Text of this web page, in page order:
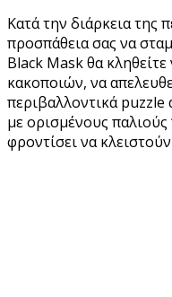
Κατά την διάρκεια της
προσπάθεια σας να
Βlack Mask θα
κακοποιών, να
περιβαλλοντικά puzzle
με ορισμένους
φροντίσει να